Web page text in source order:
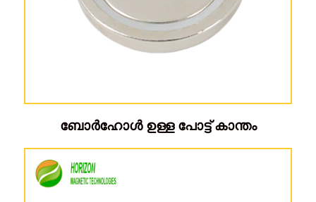
ബോർഹോൾ ഉള്ള പോട്ട് കാന്തം